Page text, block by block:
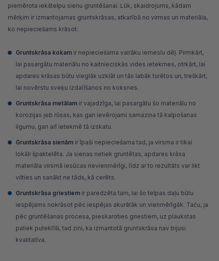
piemērota iekštelpu sienu gruntēšanai. Lūk, skaidrojums, kādam
mērķim ir izmantojamas gruntskrāsas, atkarībā no virmas un materiāla,
ko nepieciešams krāsot:
Gruntskrāsa kokam ir nepieciešama vairāku iemeslu dēļ. Pirmkārt,
lai pasargātu materiālu no kaitnieciskās vides ietekmes, otrkārt, lai
apdares krāsas būtu vieglāk uzklāt un tās labāk turētos un, treškārt,
lai novērstu sveķu izdalīšanos no koksnes.
Gruntskrāsa metālam ir vajadzīga, lai pasargātu šo materiālu no
korozijas jeb rūsas, kas gan ievērojami samazina tā kalpošanas
ilgumu, gan arī ietekmē tā izskatu.
Gruntskrāsa sienām ir īpaši nepieciešama tad, ja virsma ir tikai
lokāli špaktelēta. Ja sienas netiek gruntētas, apdares krāsa
materiāla virsmā iesūcas nevienmērīgi, līdz ar to rezultāts var likt
vilties un sanākt ne tāds, kā cerēts.
Gruntskrāsa griestiem ir paredzēta tam, lai šo telpas daļu būtu
iespējams nokrāsot pēc iespējas akurātāk un vienmērīgāk. Taču, ja
pēc gruntēšanas procesa, pieskaroties griestiem, uz plaukstas
paliek puteklīši, tad zini, ka izmantotā gruntskrāsa nav bijusi
kvalitatīva.